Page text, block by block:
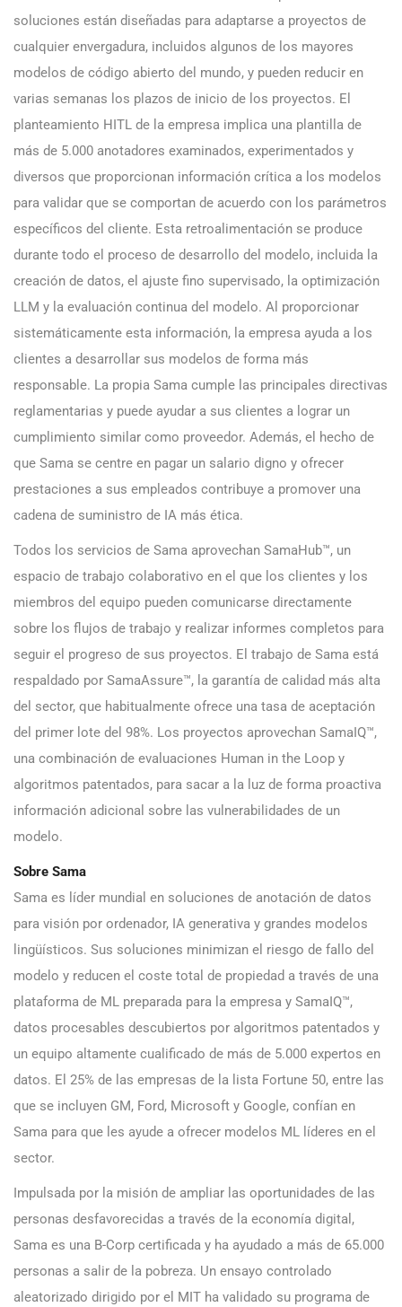
soluciones están diseñadas para adaptarse a proyectos de
cualquier envergadura, incluidos algunos de los mayores
modelos de código abierto del mundo, y pueden reducir en
varias semanas los plazos de inicio de los proyectos. El
planteamiento HITL de la empresa implica una plantilla de
más de 5.000 anotadores examinados, experimentados y
diversos que proporcionan información crítica a los modelos
para validar que se comportan de acuerdo con los parámetros
específicos del cliente. Esta retroalimentación se produce
durante todo el proceso de desarrollo del modelo, incluida la
creación de datos, el ajuste fino supervisado, la optimización
LLM y la evaluación continua del modelo. Al proporcionar
sistemáticamente esta información, la empresa ayuda a los
clientes a desarrollar sus modelos de forma más
responsable. La propia Sama cumple las principales directivas
reglamentarias y puede ayudar a sus clientes a lograr un
cumplimiento similar como proveedor. Además, el hecho de
que Sama se centre en pagar un salario digno y ofrecer
prestaciones a sus empleados contribuye a promover una
cadena de suministro de IA más ética.
Todos los servicios de Sama aprovechan SamaHub™, un
espacio de trabajo colaborativo en el que los clientes y los
miembros del equipo pueden comunicarse directamente
sobre los flujos de trabajo y realizar informes completos para
seguir el progreso de sus proyectos. El trabajo de Sama está
respaldado por SamaAssure™, la garantía de calidad más alta
del sector, que habitualmente ofrece una tasa de aceptación
del primer lote del 98%. Los proyectos aprovechan SamaIQ™,
una combinación de evaluaciones Human in the Loop y
algoritmos patentados, para sacar a la luz de forma proactiva
información adicional sobre las vulnerabilidades de un
modelo.
Sobre Sama
Sama es líder mundial en soluciones de anotación de datos
para visión por ordenador, IA generativa y grandes modelos
lingüísticos. Sus soluciones minimizan el riesgo de fallo del
modelo y reducen el coste total de propiedad a través de una
plataforma de ML preparada para la empresa y SamaIQ™,
datos procesables descubiertos por algoritmos patentados y
un equipo altamente cualificado de más de 5.000 expertos en
datos. El 25% de las empresas de la lista Fortune 50, entre las
que se incluyen GM, Ford, Microsoft y Google, confían en
Sama para que les ayude a ofrecer modelos ML líderes en el
sector.
Impulsada por la misión de ampliar las oportunidades de las
personas desfavorecidas a través de la economía digital,
Sama es una B-Corp certificada y ha ayudado a más de 65.000
personas a salir de la pobreza. Un ensayo controlado
aleatorizado dirigido por el MIT ha validado su programa de